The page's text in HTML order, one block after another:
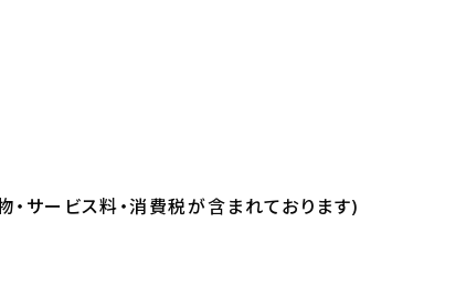
・サービス料・消費税が含まれております)